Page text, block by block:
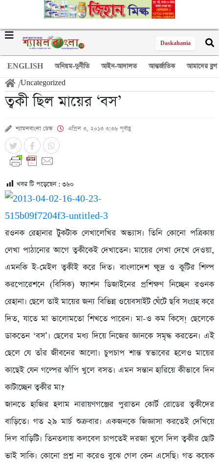
Daskahania
ENGLISH অনিয়ম-দুর্নীতি আইন-আদালত আন্তর্জাতিক আমাদের ব্লগ
/Uncategorized
ত্বকী ছিল মায়ের ‘বস’
শ্যামলবাংলা ডেস্ক এপ্রিল ৩, ২০১৩ ৩:৩৬ পূর্বাহ্ণ
খবর টি পড়েছেন : ৩৬০
রওনক রেহানার টুকটাক লেখালেখির অভ্যাস। তিনি কোনো পত্রিকায়
লেখা পাঠানোর আগে ত্বকীকেই দেখাতেন। মায়ের লেখা দেখে দেওয়া,
এমনকি ই-মেইল ত্বকীই করে দিত। বাংলাদেশ ক্ষুদ্র ও কুটির শিল্প
করপোরেশনে (বিসিক) ফ্যাশন ডিজাইনের প্রশিক্ষণ নিচ্ছেন রওনক
রেহানা। ছেলে তাই মায়ের জন্য বিভিন্ন ওয়েবসাইট ঘেঁটে ছবি সংগ্রহ করে
দিত, যাতে মা ভালোমতো শিখতে পারেন। মা-ও কম কিসে! ছেলেকে
ডাকতেন ‘বস’। ছেলের মধ্য দিয়ে নিজের জ্ঞানকে সমৃদ্ধ করতেন। এই
ছেলে যে তাঁর জীবনের আলো। চুপচাপ শান্ত স্বভাবের হলেও মায়ের
কাছেই যেন গল্পের ঝাঁপি খুলে বসত। এমন সন্তান হারিয়ে কীভাবে দিন
কাটাচ্ছেন ত্বকীর মা?
জানতে হাজির হলাম নারায়ণগঞ্জের পুরাতন কোর্ট রোডের ত্বকীদের
বাড়িতে। গত ২৯ মার্চ শুক্রবার। একজনকে জিজ্ঞাসা করতেই দেখিয়ে
দিল বাড়িটি। তিনতলায় কলবেল চাপতেই দরজা খুলে দিল ত্বকীর ছোট
ভাই সাকি। কোনো প্রশ্ন না করেও বুঝে গেল কেন এসেছি। গত কয়েক